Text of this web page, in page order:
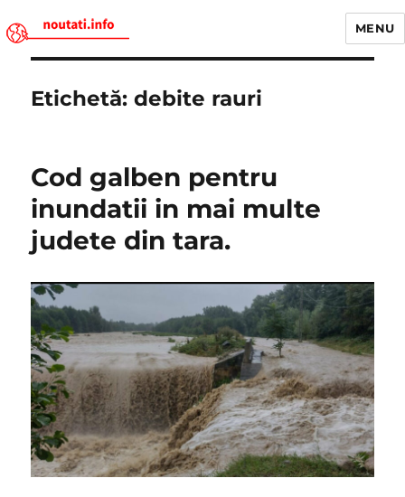
MENU
Etichetă:debite rauri
Cod galben pentru
inundatii in mai multe
judete din tara.